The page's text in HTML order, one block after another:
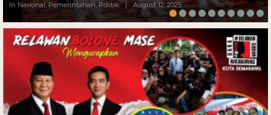
In Nasional, Pemerintahan, Politik | August 12, 2025